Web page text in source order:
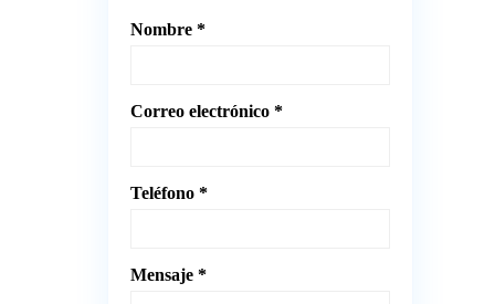
Nombre *
Correo electrónico *
Teléfono *
Mensaje *